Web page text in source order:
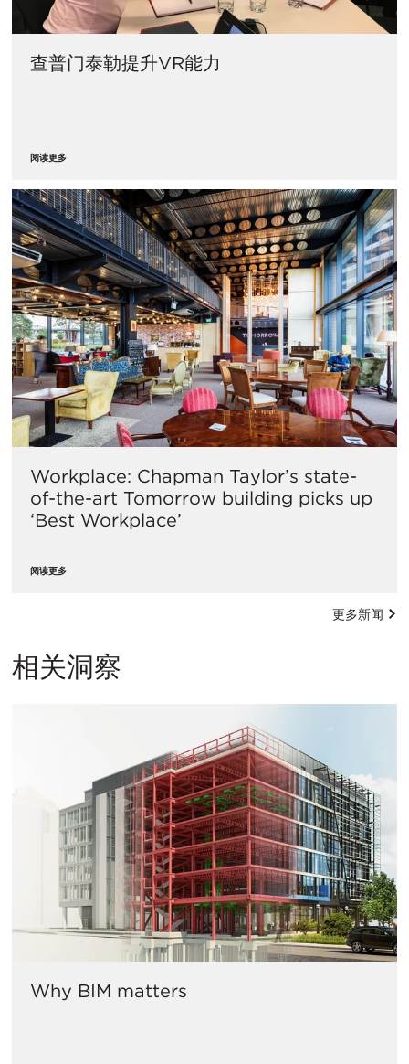
查普门泰勒提升VR能力
阅读更多
Workplace: Chapman Taylor’s state-
of-the-art Tomorrow building picks up
‘Best Workplace’
阅读更多
更多新闻
相关洞察
Why BIM matters